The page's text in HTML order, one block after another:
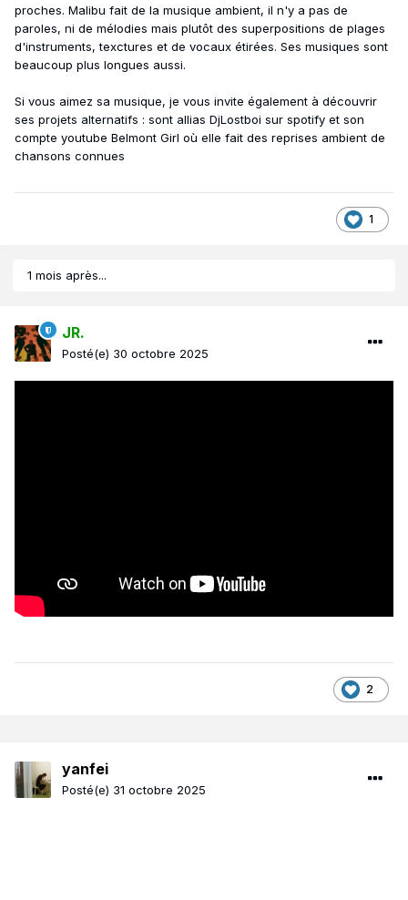
proches. Malibu fait de la musique ambient, il n'y a pas de
paroles, ni de mélodies mais plutôt des superpositions de plages
d'instruments, texctures et de vocaux étirées. Ses musiques sont
beaucoup plus longues aussi.
Si vous aimez sa musique, je vous invite également à découvrir
ses projets alternatifs : sont allias DjLostboi sur spotify et son
compte youtube Belmont Girl où elle fait des reprises ambient de
chansons connues
1
1 mois après...
JR.
Posté(e) 30 octobre 2025
2
yanfei
Posté(e) 31 octobre 2025